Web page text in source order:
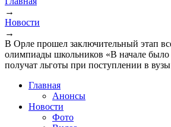
Вы здесь
→
Новости
→
В Орле прошел заключительный этап
олимпиады школьников «В начале
получат льготы при поступлении в вузы
Главная
Анонсы
Новости
Фото